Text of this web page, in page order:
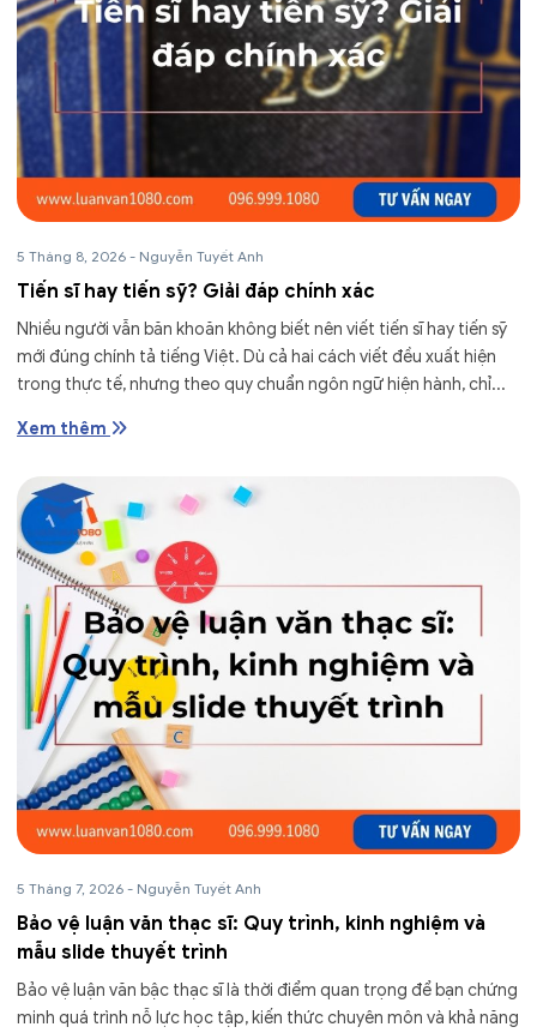
5 Tháng 8, 2026 - Nguyễn Tuyết Anh
Tiến sĩ hay tiến sỹ? Giải đáp chính xác
Nhiều người vẫn băn khoăn không biết nên viết tiến sĩ hay tiến sỹ
mới đúng chính tả tiếng Việt. Dù cả hai cách viết đều xuất hiện
trong thực tế, nhưng theo quy chuẩn ngôn ngữ hiện hành, chỉ...
Xem thêm
5 Tháng 7, 2026 - Nguyễn Tuyết Anh
Bảo vệ luận văn thạc sĩ: Quy trình, kinh nghiệm và
mẫu slide thuyết trình
Bảo vệ luận văn bậc thạc sĩ là thời điểm quan trọng để bạn chứng
minh quá trình nỗ lực học tập, kiến thức chuyên môn và khả năng